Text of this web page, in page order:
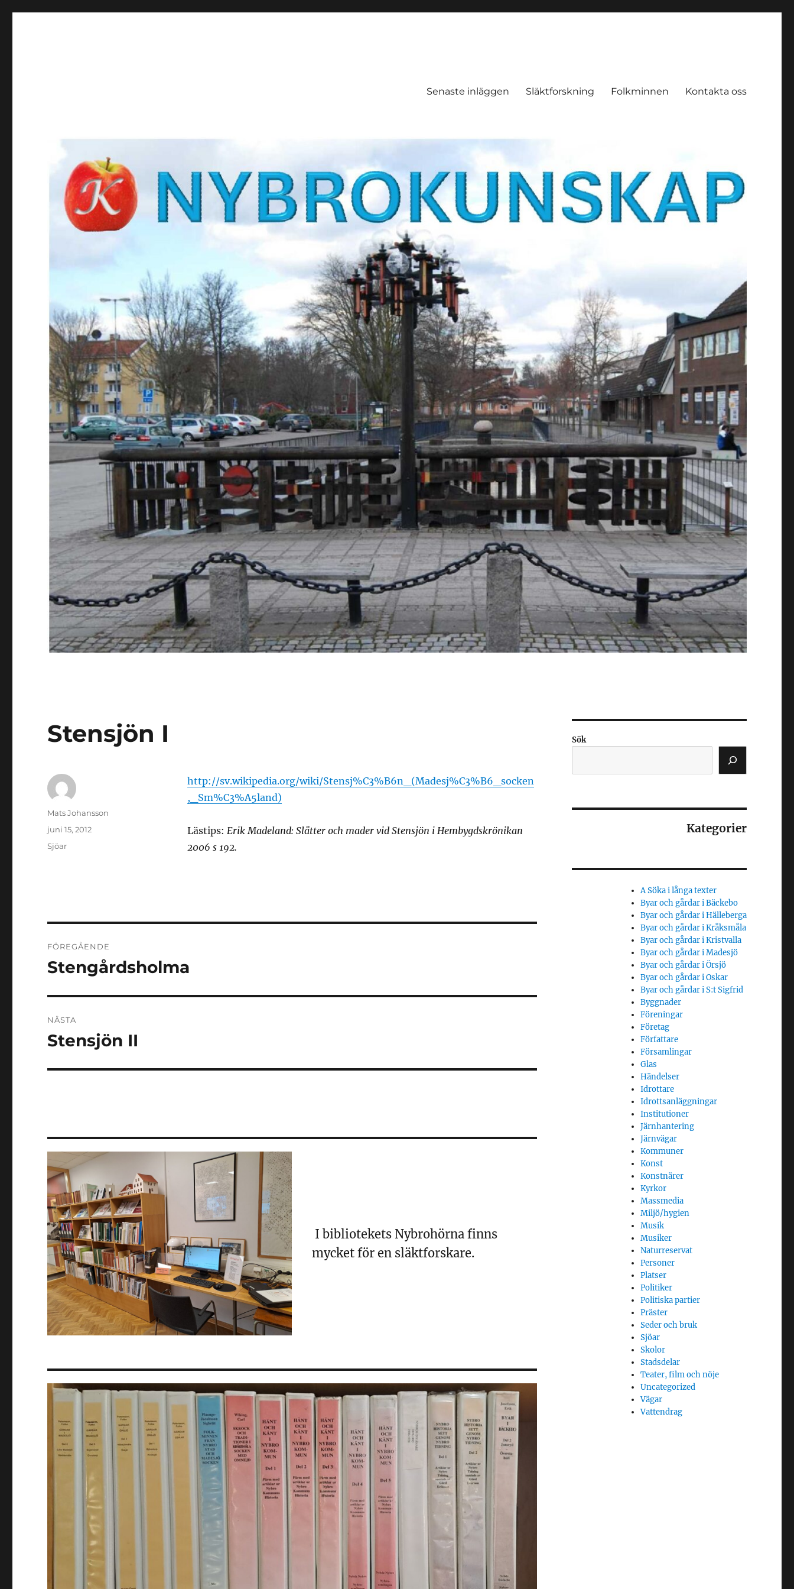
Senaste inläggen Släktforskning Folkminnen Kontakta oss
Stensjön I
http://sv.wikipedia.org/wiki/Stensj%C3%B6n_(Madesj%C3%B6_socken
,_Sm%C3%A5land)
Lästips: Erik Madeland: Slåtter och mader vid Stensjön i Hembygdskrönikan
2006 s 192.
Författare
Mats Johansson
Publicerat
den
juni 15, 2012
Kategorier
Sjöar
FÖREGÅENDE
Föregående
Stengårdsholma
NÄSTA
Nästa
Stensjön II
I bibliotekets Nybrohörna finns
mycket för en släktforskare.
Sök
Kategorier
A Söka i långa texter
Byar och gårdar i Bäckebo
Byar och gårdar i Hälleberga
Byar och gårdar i Kråksmåla
Byar och gårdar i Kristvalla
Byar och gårdar i Madesjö
Byar och gårdar i Örsjö
Byar och gårdar i Oskar
Byar och gårdar i S:t Sigfrid
Byggnader
Föreningar
Företag
Författare
Församlingar
Glas
Händelser
Idrottare
Idrottsanläggningar
Institutioner
Järnhantering
Järnvägar
Kommuner
Konst
Konstnärer
Kyrkor
Massmedia
Miljö/hygien
Musik
Musiker
Naturreservat
Personer
Platser
Politiker
Politiska partier
Präster
Seder och bruk
Sjöar
Skolor
Stadsdelar
Teater, film och nöje
Uncategorized
Vägar
Vattendrag